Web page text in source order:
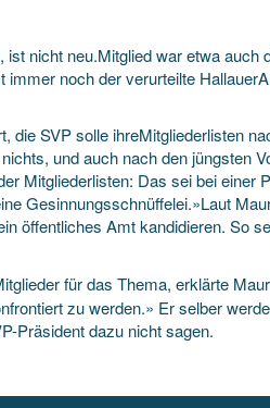
nicht neu.Mitglied war etwa auch
noch der verurteilte
die SVP solle ihreMitgliederlisten
und auch nach den jüngsten
Mitgliederlisten: Das sei bei einer
Gesinnungsschnüffelei.»Laut
öffentliches Amt kandidieren. So
für das Thema, erklärte
zu werden.» Er selber
Präsident dazu nicht sagen.